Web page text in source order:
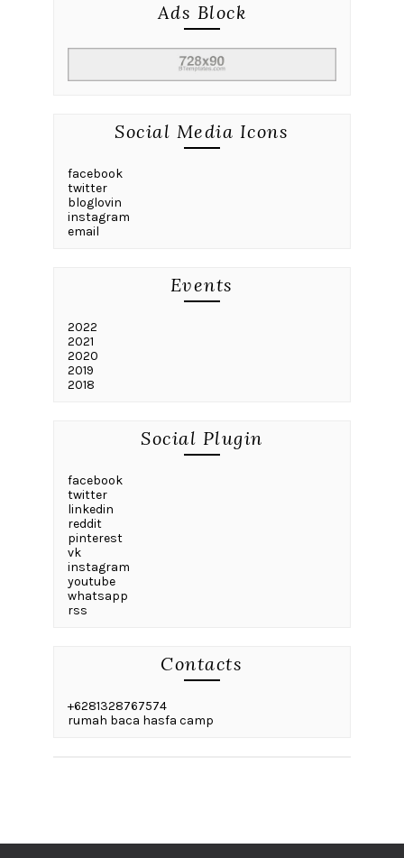
Ads Block
Social Media Icons
facebook
twitter
bloglovin
instagram
email
Events
2022
2021
2020
2019
2018
Social Plugin
facebook
twitter
linkedin
reddit
pinterest
vk
instagram
youtube
whatsapp
rss
Contacts
+6281328767574
rumah baca hasfa camp